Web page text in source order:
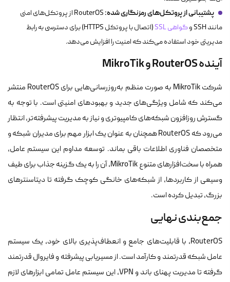
پشتیبانی از پروتکل‌های رمزنگاری شده:
RouterOS از پروتکل‌های امنی
مانند SSH و
گواهی SSL
(اتصال با پروتکل HTTPS) برای دسترسی به رابط
مدیریتی خود استفاده می‌کند که امنیت را افزایش می‌دهد.
آینده RouterOS و MikroTik
شرکت MikroTik به صورت منظم به‌روزرسانی‌هایی برای RouterOS منتشر
می‌کند که شامل ویژگی‌های جدید و بهبودهای امنیتی است. با توجه به
گسترش روزافزون شبکه‌های کامپیوتری و نیاز به مدیریت پیشرفته‌تر، انتظار
می‌رود که RouterOS همچنان به عنوان یک ابزار مهم برای مدیران شبکه و
متخصصان فناوری اطلاعات باقی بماند. توسعه مداوم این سیستم عامل،
همراه با سخت‌افزارهای متنوع MikroTik، آن را به یک گزینه جذاب برای طیف
وسیعی از کاربردها، از شبکه‌های خانگی کوچک گرفته تا دیتاسنترهای
بزرگ، تبدیل کرده است.
جمع‌بندی نهایی
RouterOS، با قابلیت‌های جامع و انعطاف‌پذیری بالای خود، یک سیستم
عامل شبکه قدرتمند و کارآمد است. از مسیریابی پیشرفته و فایروال قدرتمند
گرفته تا مدیریت پهنای باند و VPN، این سیستم عامل تمامی ابزارهای لازم